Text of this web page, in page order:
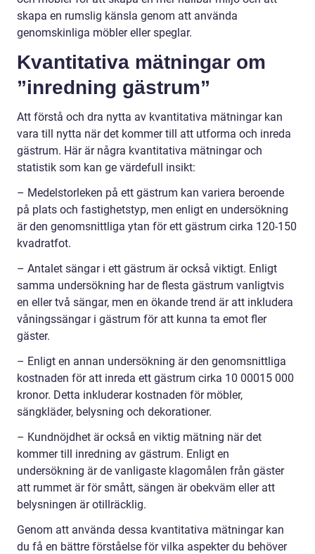
skapa en rumslig känsla genom att använda
genomskinliga möbler eller speglar.
Kvantitativa mätningar om
”inredning gästrum”
Att förstå och dra nytta av kvantitativa mätningar kan
vara till nytta när det kommer till att utforma och inreda
gästrum. Här är några kvantitativa mätningar och
statistik som kan ge värdefull insikt:
– Medelstorleken på ett gästrum kan variera beroende
på plats och fastighetstyp, men enligt en undersökning
är den genomsnittliga ytan för ett gästrum cirka 120-150
kvadratfot.
– Antalet sängar i ett gästrum är också viktigt. Enligt
samma undersökning har de flesta gästrum vanligtvis
en eller två sängar, men en ökande trend är att inkludera
våningssängar i gästrum för att kunna ta emot fler
gäster.
– Enligt en annan undersökning är den genomsnittliga
kostnaden för att inreda ett gästrum cirka 10 00015 000
kronor. Detta inkluderar kostnaden för möbler,
sängkläder, belysning och dekorationer.
– Kundnöjdhet är också en viktig mätning när det
kommer till inredning av gästrum. Enligt en
undersökning är de vanligaste klagomålen från gäster
att rummet är för smått, sängen är obekväm eller att
belysningen är otillräcklig.
Genom att använda dessa kvantitativa mätningar kan
du få en bättre förståelse för vilka aspekter du behöver